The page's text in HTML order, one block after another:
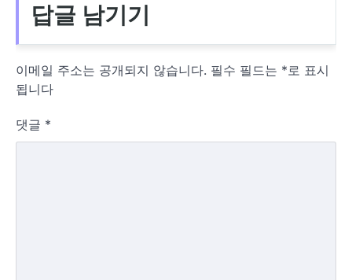
답글 남기기
이메일 주소는 공개되지 않습니다. 필수 필드는 *로 표시
됩니다
댓글 *